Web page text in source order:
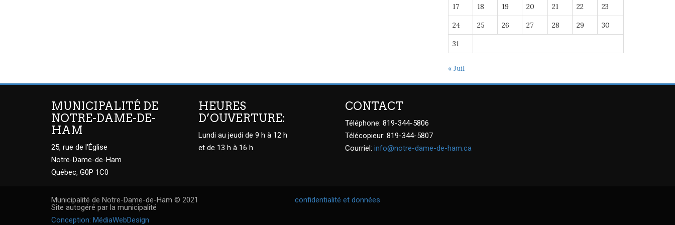
17 18 19 20 21 22 23
24 25 26 27 28 29 30
31
« Juil
MUNICIPALITÉ DE
NOTRE-DAME-DE-
HAM
25, rue de l'Église
Notre-Dame-de-Ham
Québec, G0P 1C0
HEURES
D’OUVERTURE:
Lundi au jeudi de 9 h à 12 h
et de 13 h à 16 h
CONTACT
Téléphone: 819-344-5806
Télécopieur: 819-344-5807
Courriel: info@notre-dame-de-ham.ca
Municipalité de Notre-Dame-de-Ham © 2021
Site autogéré par la municipalité
Conception: MédiaWebDesign
confidentialité et données